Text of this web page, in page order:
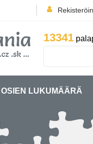
13341
OSIEN LUKUMÄÄRÄ